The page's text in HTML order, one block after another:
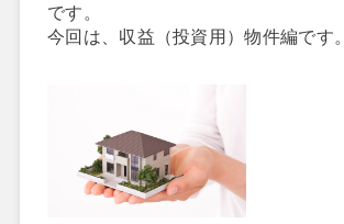
です。
今回は、収益（投資用）物件編です。